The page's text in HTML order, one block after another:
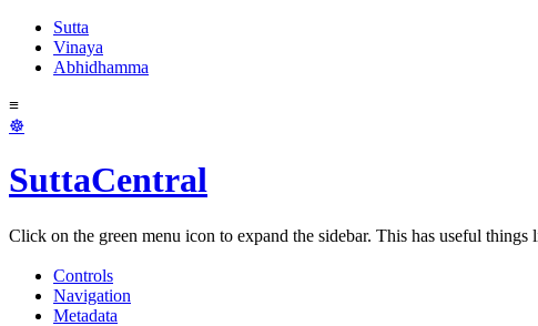
Sutta
Vinaya
Abhidhamma
≡
☸
SuttaCentral
Click on the green menu icon to expand the sidebar. This has useful
Controls
Navigation
Metadata